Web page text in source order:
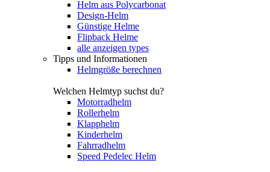
Helm aus Polycarbonat
Design-Helm
Günstige Helme
Flipback Helme
alle anzeigen types
Tipps und Informationen
Helmgröße berechnen
Welchen Helmtyp suchst du?
Motorradhelm
Rollerhelm
Klapphelm
Kinderhelm
Fahrradhelm
Speed Pedelec Helm